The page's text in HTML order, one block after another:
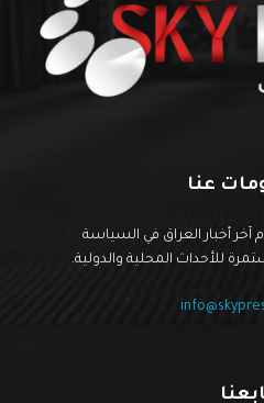
عنا
أخبار العراق في السياسة
للأحداث المحلية والدولية.